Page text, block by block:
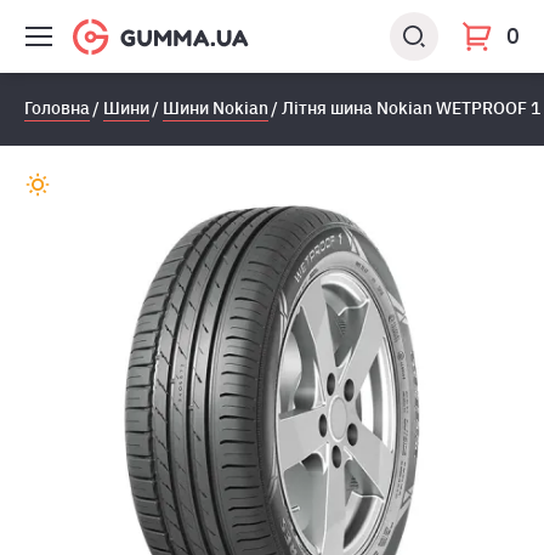
0
Головна Шини Шини Nokian Літня шина Nokian WETPROOF